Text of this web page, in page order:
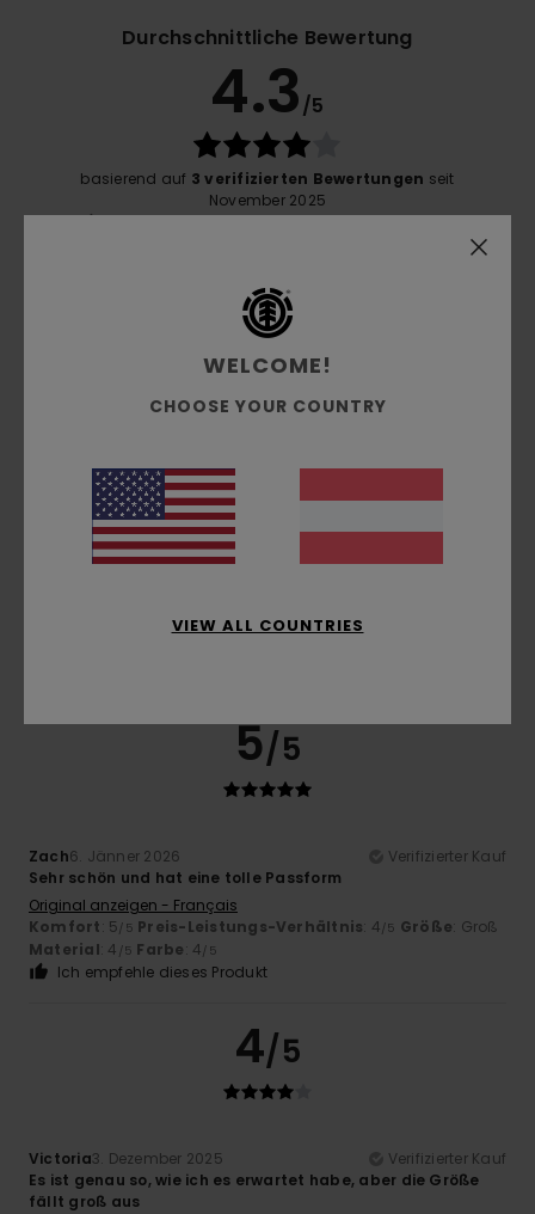
Durchschnittliche Bewertung
4.3/5
basierend auf 3 verifizierten Bewertungen seit
November 2025
Komfort
4.7
4.3
Größe
Zu klein Zu groß
5/5
Zach6. Jänner 2026
Verifizierter Kauf
Sehr schön und hat eine tolle Passform
Original anzeigen - Français
Komfort: 5/5 Preis-Leistungs-Verhältnis: 4/5 Größe: Groß
Material: 4 /5 Farbe: 4/5
Ich empfehle dieses Produkt
4/5
Victoria3. Dezember 2025
Verifizierter Kauf
Es ist genau so, wie ich es erwartet habe, aber die Größe
fällt groß aus
WELCOME!
CHOOSE YOUR COUNTRY
VIEW ALL COUNTRIES